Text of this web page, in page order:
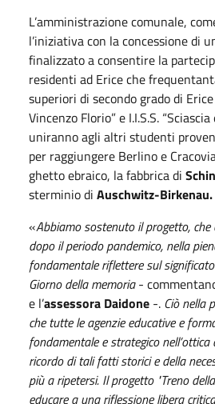
L’amministrazione comunale,
l’iniziativa con la concessione di
finalizzato a consentire la
residenti ad Erice che
superiori di secondo grado di Erice
Vincenzo Florio” e I.I.S.S.
uniranno agli altri studenti
per raggiungere Berlino e
ghetto ebraico, la fabbrica di
sterminio di Auschwitz-Birkenau.
«Abbiamo sostenuto il progetto,
dopo il periodo pandemico, nella
fondamentale riflettere sul
Giorno della memoria-
e l’assessora Daidone -. Ciò nella
che tutte le agenzie educative e
fondamentale e strategico
ricordo di tali fatti storici e della
più a ripetersi. Il progetto "Treno
educare a una riflessione libera